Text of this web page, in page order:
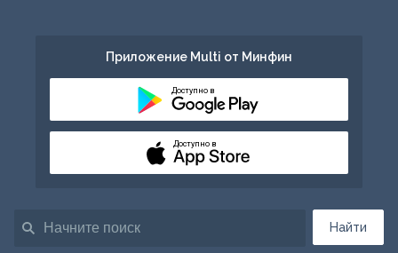
Найти
Приложение Multi от Минфин
Доступно в
Доступно в